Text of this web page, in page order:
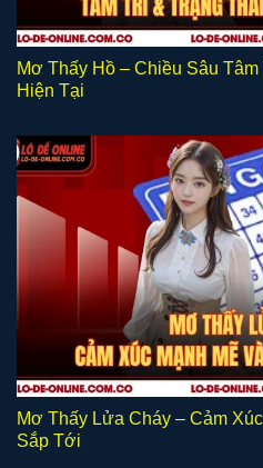
Mơ Thấy Hồ – Chiều Sâu
Hiện Tại
Mơ Thấy Lửa Cháy – Cảm
Sắp Tới